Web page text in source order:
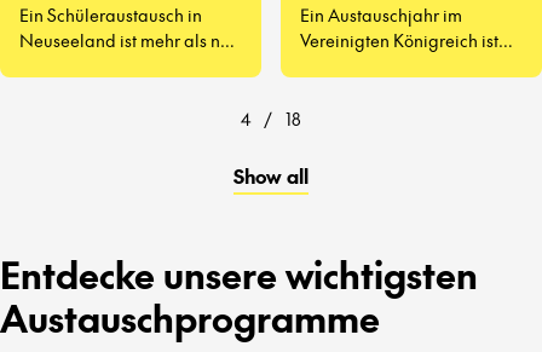
Ein Schüleraustausch in
Neuseeland ist mehr als nur
Ein Austauschjahr im
Vereinigten Königreich ist
4 / 18
Show all
Entdecke unsere wichtigsten
Austauschprogramme